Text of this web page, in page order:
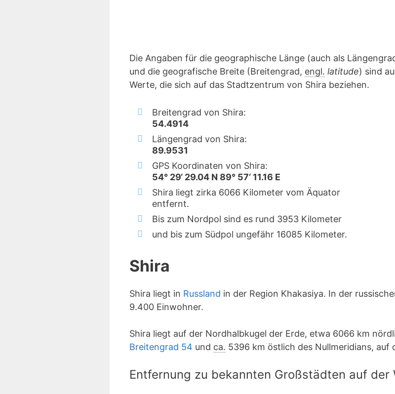
Die Angaben für die geographische Länge (auch als
und die geografische Breite (Breitengrad, engl. latitude) sind
Werte, die sich auf das Stadtzentrum von Shira beziehen.
Breitengrad von Shira:
54.4914
Längengrad von Shira:
89.9531
GPS Koordinaten von Shira:
54° 29‘ 29.04 N 89° 57‘ 11.16 E
Shira liegt zirka 6066 Kilometer vom Äquator
entfernt.
Bis zum Nordpol sind es rund 3953 Kilometer
und bis zum Südpol ungefähr 16085 Kilometer.
Shira
Shira liegt in Russland in der Region Khakasiya. In der
9.400 Einwohner.
Shira liegt auf der Nordhalbkugel der Erde, etwa 6066 km
Breitengrad 54 und ca. 5396 km östlich des Nullmeridians, auf
Entfernung zu bekannten Großstädten auf der